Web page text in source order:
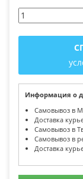
Информация о
Самовывоз в
Доставка
Самовывоз в
Самовывоз в
Доставка